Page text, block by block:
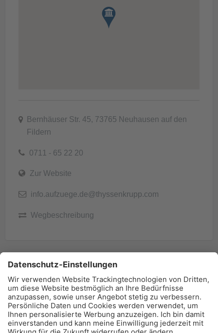
Bernhäuser Str. 45, 73765 Neuhausen auf den
Fildern
0711 - 65 22 20
Zur Website
info.aufzuege.de@thyssenkrupp.com
Wegbeschreibung
BAU-Index Newsletter
Erhalten Sie regelmäßig Benachrichtigungen zu den